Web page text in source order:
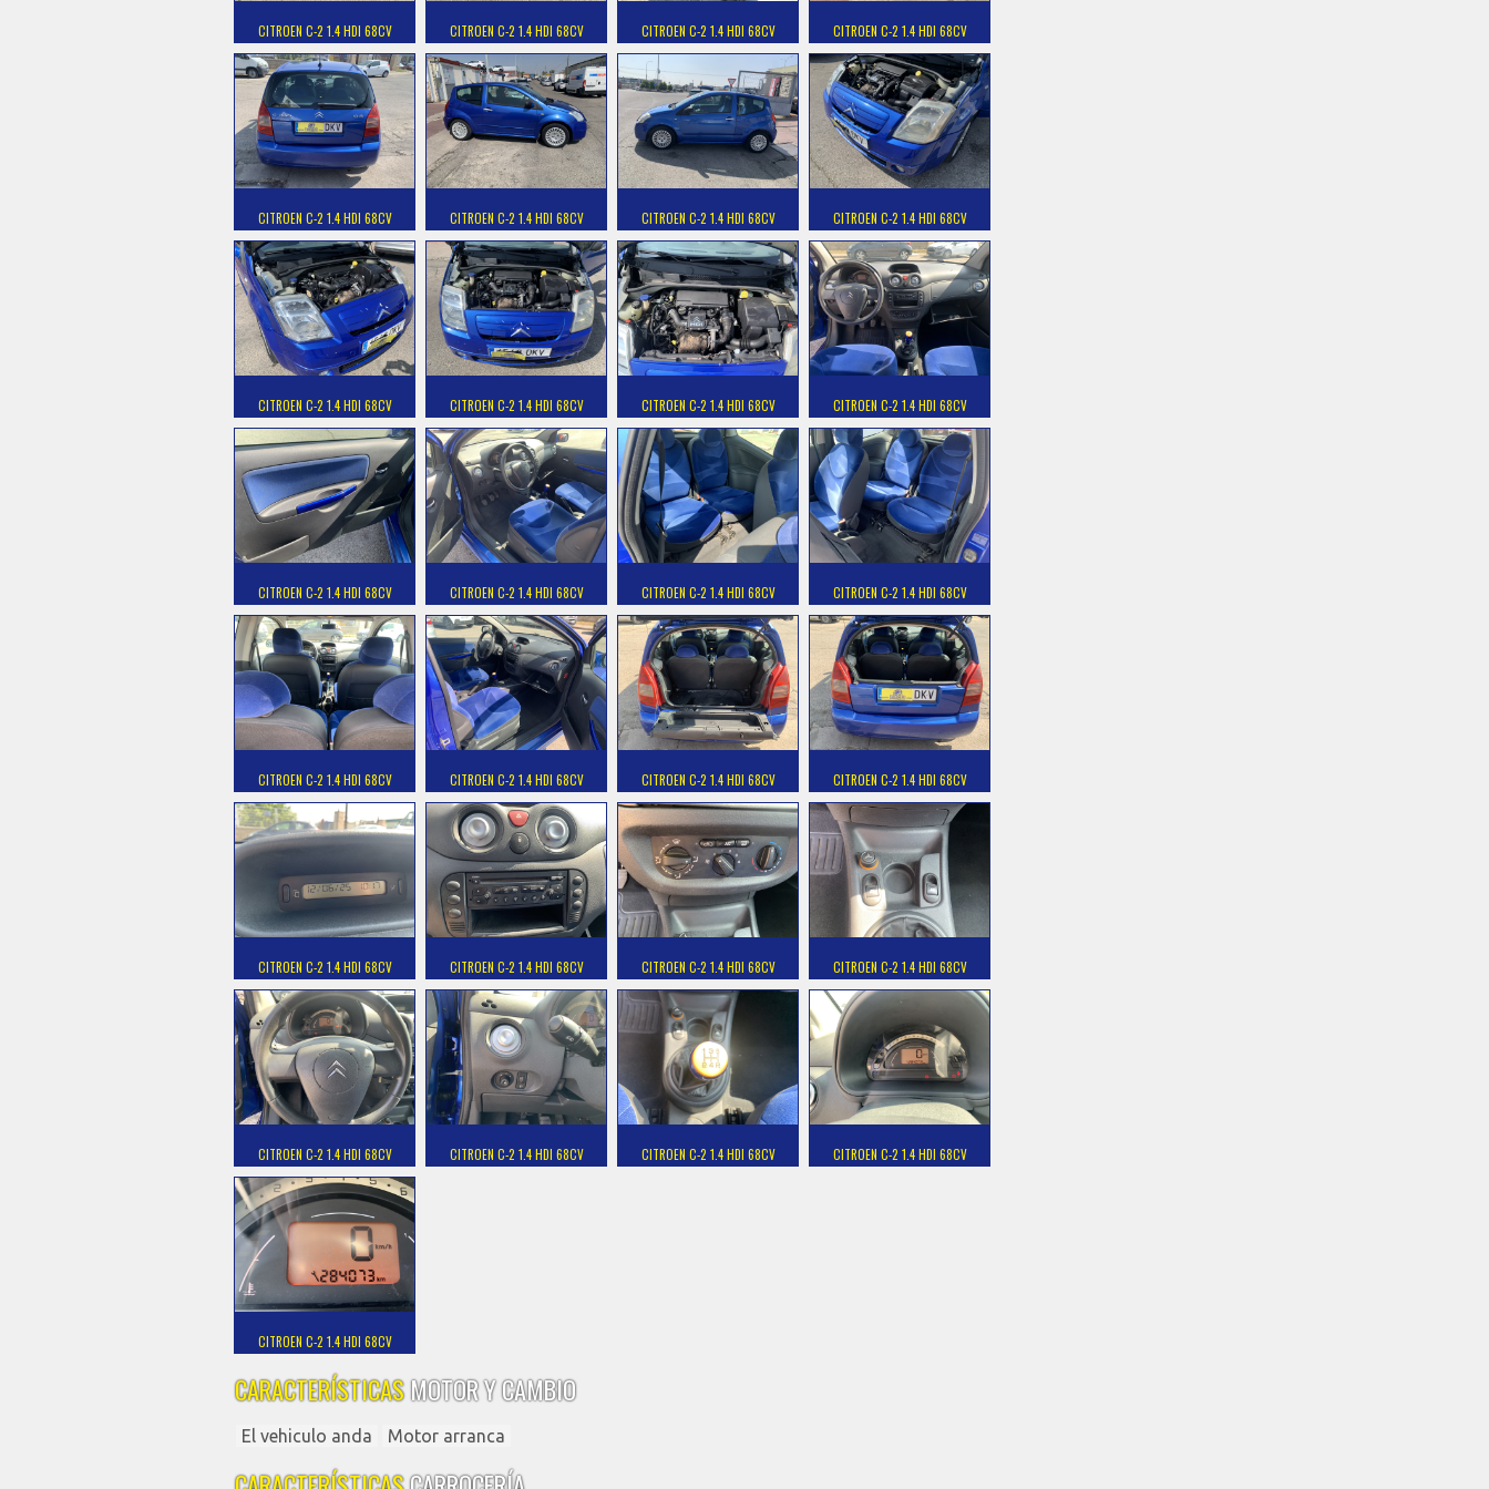
CITROEN C-2 1.4 HDI 68CV CITROEN C-2 1.4 HDI 68CV CITROEN C-2 1.4 HDI 68CV CITROEN C-2 1.4 HDI 68CV
CITROEN C-2 1.4 HDI 68CV CITROEN C-2 1.4 HDI 68CV CITROEN C-2 1.4 HDI 68CV CITROEN C-2 1.4 HDI 68CV
CITROEN C-2 1.4 HDI 68CV CITROEN C-2 1.4 HDI 68CV CITROEN C-2 1.4 HDI 68CV CITROEN C-2 1.4 HDI 68CV
CITROEN C-2 1.4 HDI 68CV CITROEN C-2 1.4 HDI 68CV CITROEN C-2 1.4 HDI 68CV CITROEN C-2 1.4 HDI 68CV
CITROEN C-2 1.4 HDI 68CV CITROEN C-2 1.4 HDI 68CV CITROEN C-2 1.4 HDI 68CV CITROEN C-2 1.4 HDI 68CV
CITROEN C-2 1.4 HDI 68CV CITROEN C-2 1.4 HDI 68CV CITROEN C-2 1.4 HDI 68CV CITROEN C-2 1.4 HDI 68CV
CITROEN C-2 1.4 HDI 68CV CITROEN C-2 1.4 HDI 68CV CITROEN C-2 1.4 HDI 68CV CITROEN C-2 1.4 HDI 68CV
CITROEN C-2 1.4 HDI 68CV
CARACTERÍSTICASMOTOR Y CAMBIO
El vehiculo anda Motor arranca